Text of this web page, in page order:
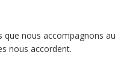
nous accompagnons
nous accordent.